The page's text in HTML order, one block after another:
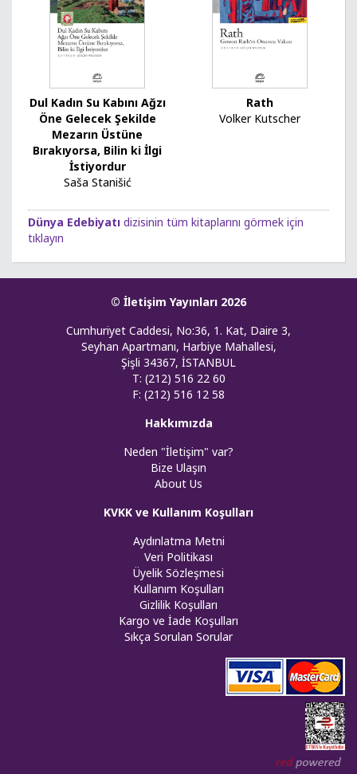
Dul Kadın Su Kabını Ağzı
Öne Gelecek Şekilde
Mezarın Üstüne
Bırakıyorsa, Bilin ki İlgi
İstiyordur
Saša Stanišić
Rath
Volker Kutscher
Dünya Edebiyatı dizisinin tüm kitaplarını görmek için
tıklayın
© İletişim Yayınları 2026
Cumhuriyet Caddesi, No:36, 1. Kat, Daire 3,
Seyhan Apartmanı, Harbiye Mahallesi,
Şişli 34367, İSTANBUL
T: (212) 516 22 60
F: (212) 516 12 58
Hakkımızda
Neden "İletişim" var?
Bize Ulaşın
About Us
KVKK ve Kullanım Koşulları
Aydınlatma Metni
Veri Politikası
Üyelik Sözleşmesi
Kullanım Koşulları
Gizlilik Koşulları
Kargo ve İade Koşulları
Sıkça Sorulan Sorular
Web